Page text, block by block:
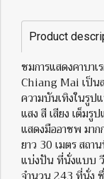
Product
ชมการแสดงคาบา
Chiang Mai เป็น
ความบันเทิงในรูป
แสง สี เสียง เต็มรู
แสดงมืออาชพ มา
ยาว 30 เมตร สถา
แบ่งปัน ที่นั่งแบบ